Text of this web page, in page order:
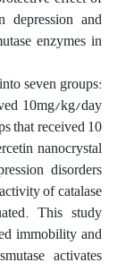
depression and
enzymes in
seven groups:
10mg/kg/day
that received 10
nanocrystal
disorders
of catalase
This study
immobility and
activates